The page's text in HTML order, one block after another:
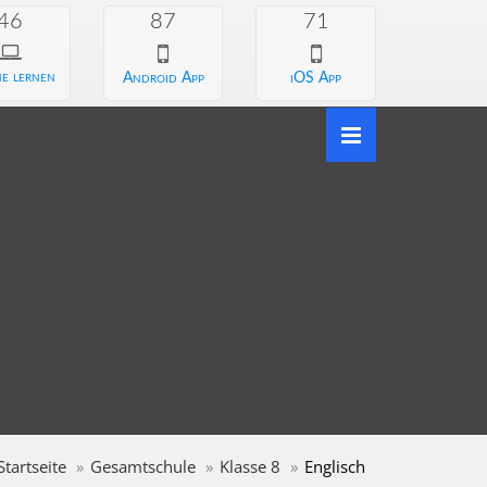
lernen
87
Android App
71
iOS App
Gesamtschule Klasse 8 Englisch